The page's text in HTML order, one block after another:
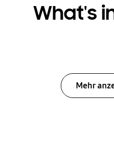
What's
Mehr